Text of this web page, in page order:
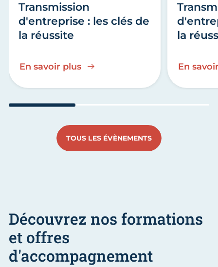
Transmission
d'entreprise : les clés de
la réussite
En savoir plus
la
En
TOUS LES ÉVÈNEMENTS
Découvrez nos formations
et offres
d'accompagnement